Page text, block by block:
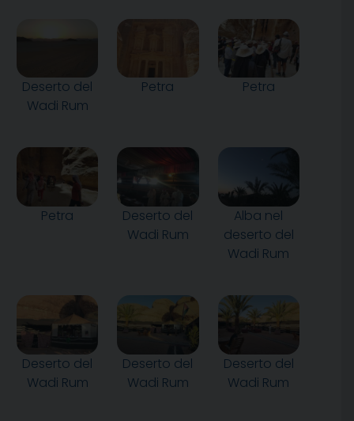
Deserto del
Wadi Rum
Petra Petra
Petra
Deserto del
Wadi Rum
Alba nel
deserto del
Wadi Rum
Deserto del
Wadi Rum
Deserto del
Wadi Rum
Deserto del
Wadi Rum